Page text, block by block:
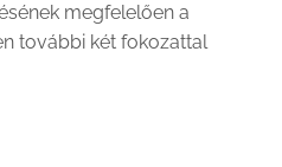
megfelelően a
további két fokozattal